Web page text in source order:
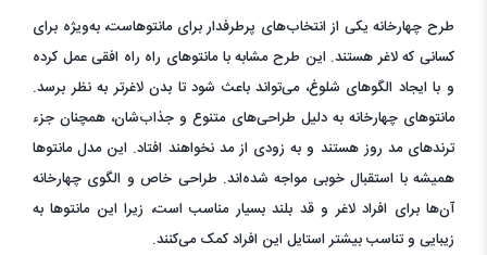
طرح چهارخانه یکی از انتخاب‌های پرطرفدار برای مانتوهاست، به‌ویژه برای
کسانی که لاغر هستند. این طرح مشابه با مانتوهای راه راه افقی عمل کرده
و با ایجاد الگوهای شلوغ، می‌تواند باعث شود تا بدن لاغرتر به نظر برسد.
مانتوهای چهارخانه به دلیل طراحی‌های متنوع و جذاب‌شان، همچنان جزء
ترندهای مد روز هستند و به زودی از مد نخواهند افتاد. این مدل مانتوها
همیشه با استقبال خوبی مواجه شده‌اند. طراحی خاص و الگوی چهارخانه
آن‌ها برای افراد لاغر و قد بلند بسیار مناسب است، زیرا این مانتوها به
زیبایی و تناسب بیشتر استایل این افراد کمک می‌کنند.